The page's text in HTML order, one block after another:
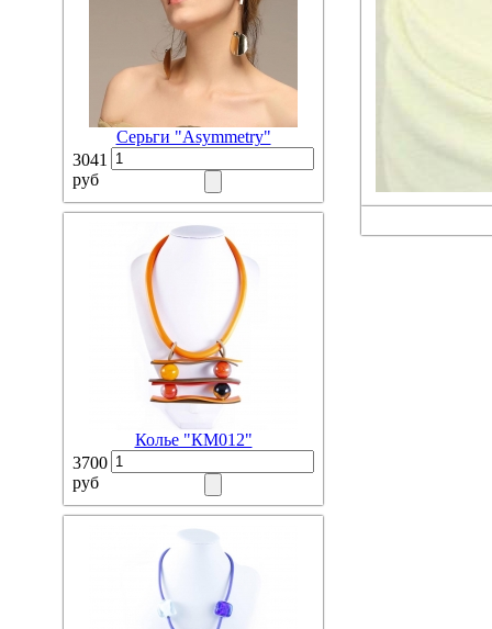
Серьги "Asymmetry"
3041
руб
Колье "КМ012"
3700
руб